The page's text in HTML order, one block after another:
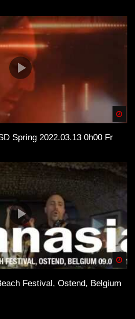
Spring 2022.03.13 0h00 Fr
Festival, Ostend, Belgium